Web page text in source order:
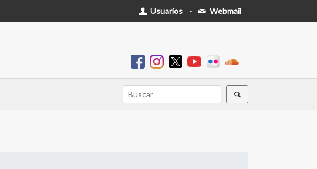
Usuarios - Webmail